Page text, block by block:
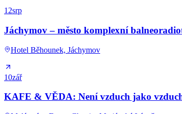
12srp
Jáchymov – město komplexní
Hotel Běhounek, Jáchymov
10zář
KAFE & VĚDA: Není vzduch jako